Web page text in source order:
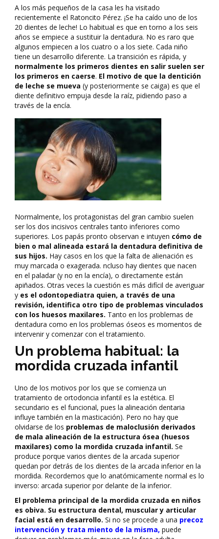
A los más pequeños de la casa les ha visitado
recientemente el Ratoncito Pérez. ¡Se ha caído uno de los
20 dientes de leche! Lo habitual es que en torno a los seis
años se empiece a sustituir la dentadura. No es raro que
algunos empiecen a los cuatro o a los siete. Cada niño
tiene un desarrollo diferente. La transición es rápida, y
normalmente los primeros dientes en salir suelen ser
los primeros en caerse. El motivo de que la dentición
de leche se mueva (y posteriormente se caiga) es que el
diente definitivo empuja desde la raíz, pidiendo paso a
través de la encía.
Normalmente, los protagonistas del gran cambio suelen
ser los dos incisivos centrales tanto inferiores como
superiores. Los papás pronto observan e intuyen cómo de
bien o mal alineada estará la dentadura definitiva de
sus hijos. Hay casos en los que la falta de alienación es
muy marcada o exagerada. ncluso hay dientes que nacen
en el paladar (y no en la encía), o directamente están
apiñados. Otras veces la cuestión es más difícil de averiguar
y es el odontopediatra quien, a través de una
revisión, identifica otro tipo de problemas vinculados
con los huesos maxilares. Tanto en los problemas de
dentadura como en los problemas óseos es momentos de
intervenir y comenzar con el tratamiento.
Un problema habitual: la
mordida cruzada infantil
Uno de los motivos por los que se comienza un
tratamiento de ortodoncia infantil es la estética. El
secundario es el funcional, pues la alineación dentaria
influye también en la masticación). Pero no hay que
olvidarse de los problemas de maloclusión derivados
de mala alineación de la estructura ósea (huesos
maxilares) como la mordida cruzada infantil. Se
produce porque varios dientes de la arcada superior
quedan por detrás de los dientes de la arcada inferior en la
mordida. Recordemos que lo anatómicamente normal es lo
inverso: arcada superior por delante de la inferior.
El problema principal de la mordida cruzada en niños
es obiva. Su estructura dental, muscular y articular
facial está en desarrollo. Si no se procede a una precoz
intervención y trata miento de la misma, puede